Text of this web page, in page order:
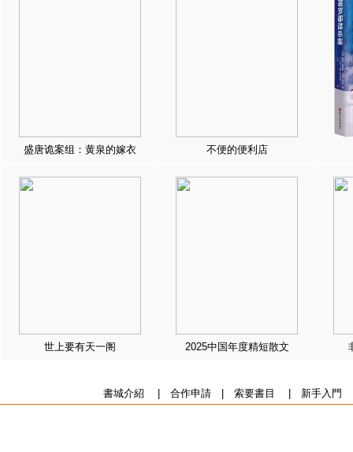
盛唐诡案组：黄泉的嫁衣 不便的便利店
世上要有天一阁 2025中国年度精短散文
書城介紹 合作申請| 索要書目 新手入門